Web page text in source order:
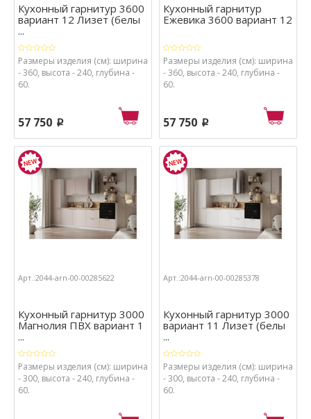
Кухонный гарнитур 3600
вариант 12 Лизет (белы
...
Размеры изделия (см): ширина
- 360, высота - 240, глубина -
60.
57 750 p
Кухонный гарнитур
Ежевика 3600 вариант 12
Размеры изделия (см): ширина
- 360, высота - 240, глубина -
60.
57 750 p
Арт.:2044-arn-00-00285622
Кухонный гарнитур 3000
Магнолия ПВХ вариант 1
...
Размеры изделия (см): ширина
- 300, высота - 240, глубина -
60.
Арт.:2044-arn-00-00285378
Кухонный гарнитур 3000
вариант 11 Лизет (белы
...
Размеры изделия (см): ширина
- 300, высота - 240, глубина -
60.